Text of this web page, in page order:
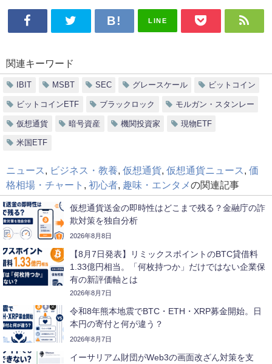
LINE
関連キーワード
IBIT MSBT SEC グレースケール ビットコイン
ビットコインETF ブラックロック モルガン・スタンレー
仮想通貨 暗号資産 機関投資家 現物ETF
米国ETF
ニュース ビジネス・教養 仮想通貨 仮想通貨ニュース
価
格相場・チャート
初心者 趣味・エンタメの関連記事
仮想通貨送金の即時性はどこまで残る？金融庁の詐
欺対策を独自分析
2026年8月8日
【8月7日発表】リミックスポイントのBTC貸借料
1.33億円相当。「何枚持つか」だけではない企業保
有の新評価軸とは
2026年8月7日
令和8年熊本地震でBTC・ETH・XRP募金開始。日
本円の寄付と何が違う？
2026年8月7日
イーサリアム財団がWeb3の画面改ざん対策を支